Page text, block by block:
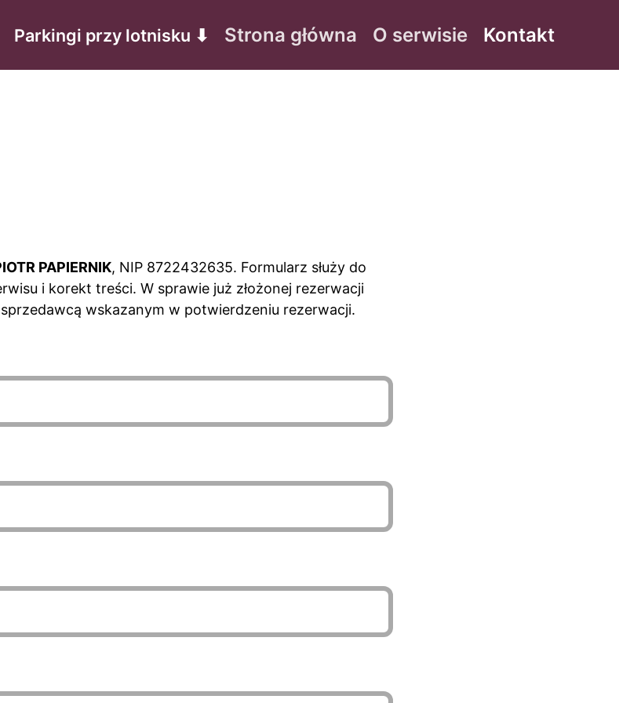
Parkingi przy lotnisku ⬇ Strona główna O serwisie Kontakt
PAPIERNIK, NIP 8722432635. Formularz służy do
i korekt treści. W sprawie już złożonej rezerwacji
wskazanym w potwierdzeniu rezerwacji.